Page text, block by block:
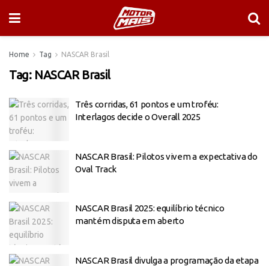
Home Tag NASCAR Brasil
Tag: NASCAR Brasil
Três corridas, 61 pontos e um troféu:
Interlagos decide o Overall 2025
NASCAR Brasil: Pilotos vivem a expectativa do
Oval Track
NASCAR Brasil 2025: equilíbrio técnico
mantém disputa em aberto
NASCAR Brasil divulga a programação da etapa